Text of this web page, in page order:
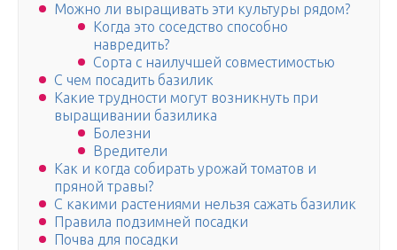
Можно ли выращивать эти культуры рядом?
Когда это соседство способно
навредить?
Сорта с наилучшей совместимостью
С чем посадить базилик
Какие трудности могут возникнуть при
выращивании базилика
Болезни
Вредители
Как и когда собирать урожай томатов и
пряной травы?
С какими растениями нельзя сажать базилик
Правила подзимней посадки
Почва для посадки